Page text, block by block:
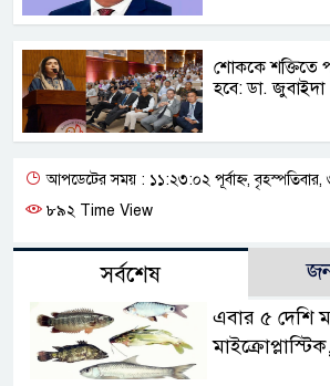
শোককে শক্তিতে
হবে: ডা. জুবাইদা
আপডেটের সময় : ১১:২৩:০২ পূর্বাহ্ন,
৮৯২ Time View
সর্বশেষ
এবার ৫ দেশি